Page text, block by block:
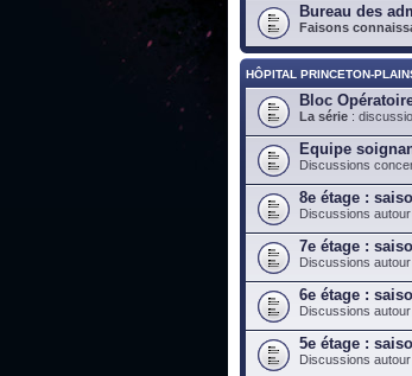
Bureau des
Faisons
HÔPITAL PRINCETON-
Bloc
La série :
Equipe
Discussions
8e étage :
Discussions
7e étage :
Discussions
6e étage :
Discussions
5e étage :
Discussions